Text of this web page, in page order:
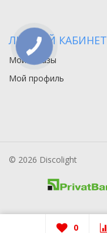
ЛИЧНЫЙ КАБИНЕТ
Мои заказы
Мой профиль
© 2026 Discolight
0